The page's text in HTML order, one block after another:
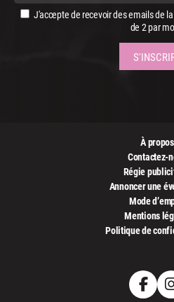
J'accepte de recevoir des emails de
de 2 par
À propos
Contactez-
Régie
Annoncer une
Mode
Mentions
Politique de